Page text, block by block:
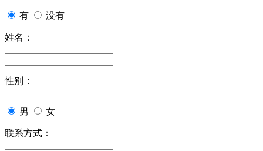
有 没有
姓名：
性别：
男 女
联系方式：